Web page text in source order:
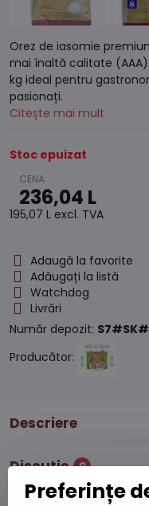
Orez de iasomie
mai înaltă calitate
kg ideal pentru
pasionați.
Citește mai mult
Stoc epuizat
236,04 L
195,07 L excl. TVA
Adaugă la favorite
Adăugați la listă
Watchdog
Livrări
Număr depozit:
Producător:
Descriere
Discuție 0
Preferințe